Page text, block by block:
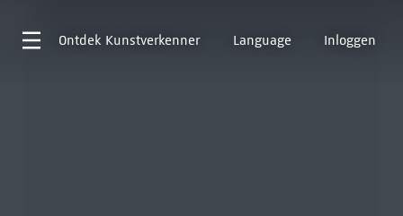
Ontdek Kunstverkenner Language Inloggen